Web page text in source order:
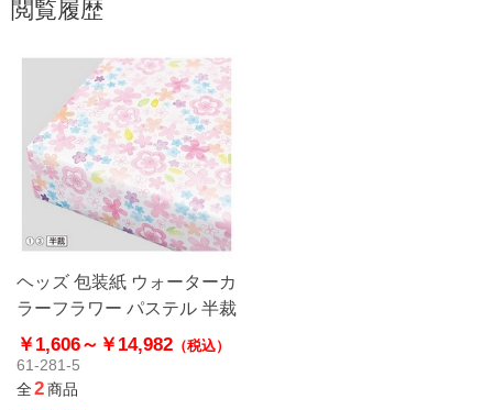
閲覧履歴
ヘッズ 包装紙 ウォーターカ
ラーフラワー パステル 半裁
￥1,606～ ￥14,982 （税込）
61-281-5
全2商品